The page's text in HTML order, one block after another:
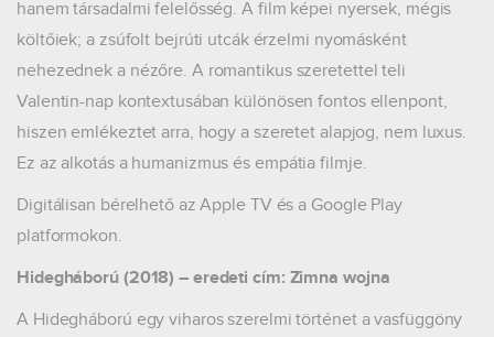
hanem társadalmi felelősség. A film képei nyersek, mégis
költőiek; a zsúfolt bejrúti utcák érzelmi nyomásként
nehezednek a nézőre. A romantikus szeretettel teli
Valentin-nap kontextusában különösen fontos ellenpont,
hiszen emlékeztet arra, hogy a szeretet alapjog, nem luxus.
Ez az alkotás a humanizmus és empátia filmje.
Digitálisan bérelhető az Apple TV és a Google Play
platformokon.
Hidegháború (2018) – eredeti cím: Zimna wojna
A Hidegháború egy viharos szerelmi történet a vasfüggöny